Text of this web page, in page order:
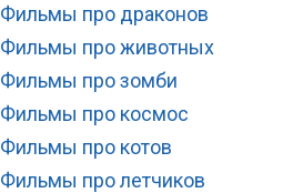
Фильмы про драконов
Фильмы про животных
Фильмы про зомби
Фильмы про космос
Фильмы про котов
Фильмы про летчиков